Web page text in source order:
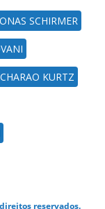
SCHIRMER
KURTZ
reservados.